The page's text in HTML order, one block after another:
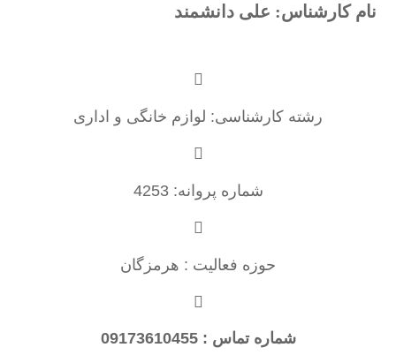
نام کارشناس: علی دانشمند
رشته کارشناسی: لوازم خانگی و اداری
شماره پروانه: 4253
حوزه فعالیت : هرمزگان
شماره تماس : 09173610455